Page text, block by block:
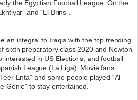
the Egyptian Football League. On the
and “El Brins”.
an integral to Iraqis with the top trending
sixth preparatory class 2020 and Newton
interested in US Elections, and football
League (La Liga). Movie fans
Enta” and some people played “Al
Genie” to stay entertained.